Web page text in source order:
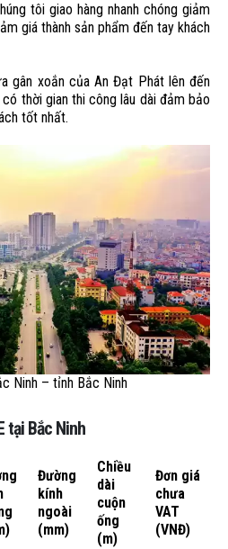
tôi giao hàng nhanh chóng giảm
giá thành sản phẩm đến tay khách
gân xoắn của An Đạt Phát lên đến
thời gian thi công lâu dài đảm bảo
tốt nhất.
Ninh – tỉnh Bắc Ninh
tại Bắc Ninh
Đường
kính
ngoài
(mm)
Chiều
dài
cuộn
ống
(m)
Đơn giá
chưa
VAT
(VNĐ)